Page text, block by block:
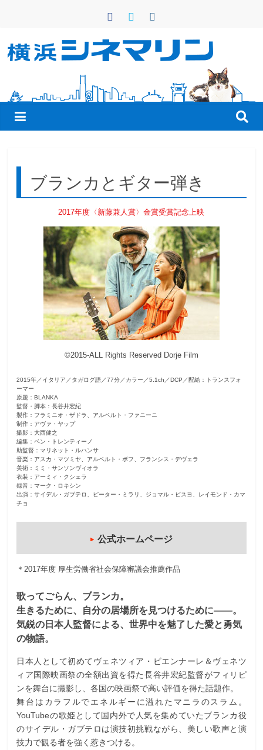
ン
横
浜
シ
ネ
マ
の
街
で
ブランカとギター弾き
2017年度〈新藤兼人賞〉金賞受賞記念上映
©2015-ALL Rights Reserved Dorje Film
2015年／イタリア／タガログ語／77分／カラー／5.1ch／DCP／配給：トランスフォ
ーマー
原題：BLANKA
監督・脚本：長谷井宏紀
製作：フラミニオ・ザドラ、アルベルト・ファニーニ
制作：アヴァ・ヤップ
撮影：大西健之
編集：ベン・トレンティーノ
助監督：マリネット・ルハンサ
音楽：アスカ・マツミヤ、アルベルト・ボフ、フランシス・デヴェラ
美術：ミミ・サンソンヴィオラ
衣装：アーミィ・クシェラ
録音：マーク・ロキシン
出演：サイデル・ガブテロ、ピーター・ミラリ、ジョマル・ビスヨ、レイモンド・カマ
チョ
公式ホームページ
＊2017年度 厚生労働省社会保障審議会推薦作品
歌ってごらん、ブランカ。
生きるために、自分の居場所を見つけるために――。
気鋭の日本人監督による、世界中を魅了した愛と勇気
の物語。
日本人として初めてヴェネツィア・ビエンナーレ＆ヴェネツ
ィア国際映画祭の全額出資を得た長谷井宏紀監督がフィリピ
ンを舞台に撮影し、各国の映画祭で高い評価を得た話題作。
舞台はカラフルでエネルギーに溢れたマニラのスラム。
YouTubeの歌姫として国内外で人気を集めていたブランカ役
のサイデル・ガブテロは演技初挑戦ながら、美しい歌声と演
技力で観る者を強く惹きつける。